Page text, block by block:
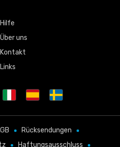
Hilfe
Über uns
Kontakt
Links
Rücksendungen
Haftungsausschluss